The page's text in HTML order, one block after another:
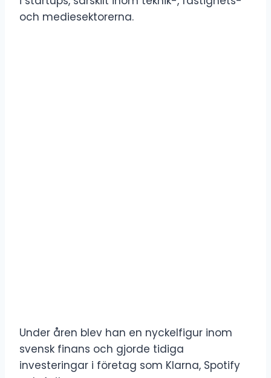
och mediesektorerna.
Under åren blev han en nyckelfigur inom
svensk finans och gjorde tidiga
investeringar i företag som Klarna, Spotify